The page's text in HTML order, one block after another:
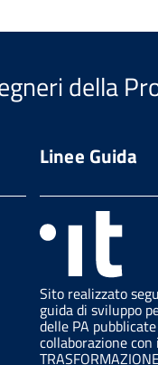
della
Linee Guida
Sito realizzato
guida di sviluppo
delle PA
collaborazione con